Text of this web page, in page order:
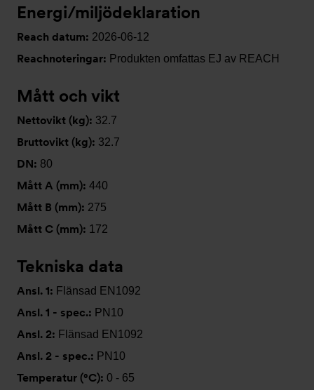
Energi/miljödeklaration
Reach datum: 2026-06-12
Reachnoteringar: Produkten omfattas EJ av REACH
Mått och vikt
Nettovikt (kg): 32.7
Bruttovikt (kg): 32.7
DN: 80
Mått A (mm): 440
Mått B (mm): 275
Mått C (mm): 172
Tekniska data
Ansl. 1: Flänsad EN1092
Ansl. 1 - spec.: PN10
Ansl. 2: Flänsad EN1092
Ansl. 2 - spec.: PN10
Temperatur (°C): 0 - 65